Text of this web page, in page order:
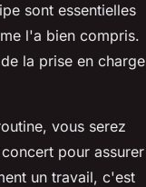
sont essentielles
l'a bien compris.
la prise en charge
vous serez
pour assurer
un travail, c'est